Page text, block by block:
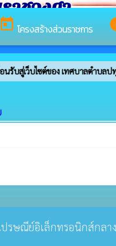
today โครงสร้างส่วนราชการ
าชวงศา
จริญ
รับสู่เว็บไซต์ของ เทศบาลตำบลปทุ
รษณีย์อิเล็กทรอนิกส์กลา